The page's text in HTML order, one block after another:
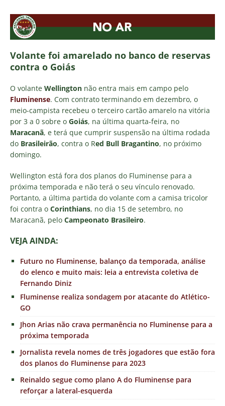
Volante foi amarelado no banco de reservas
contra o Goiás
O volante Wellington não entra mais em campo pelo
Fluminense. Com contrato terminando em dezembro, o
meio-campista recebeu o terceiro cartão amarelo na vitória
por 3 a 0 sobre o Goiás, na última quarta-feira, no
Maracanã, e terá que cumprir suspensão na última rodada
do Brasileirão, contra o Red Bull Bragantino, no próximo
domingo.
Wellington está fora dos planos do Fluminense para a
próxima temporada e não terá o seu vínculo renovado.
Portanto, a última partida do volante com a camisa tricolor
foi contra o Corinthians, no dia 15 de setembro, no
Maracanã, pelo Campeonato Brasileiro.
VEJA AINDA:
Futuro no Fluminense, balanço da temporada, análise
do elenco e muito mais: leia a entrevista coletiva de
Fernando Diniz
Fluminense realiza sondagem por atacante do Atlético-
GO
Jhon Arias não crava permanência no Fluminense para a
próxima temporada
Jornalista revela nomes de três jogadores que estão fora
dos planos do Fluminense para 2023
Reinaldo segue como plano A do Fluminense para
reforçar a lateral-esquerda